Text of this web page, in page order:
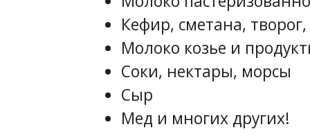
Кефир, сметана, творог,
Молоко козье и
Соки, нектары, морсы
Сыр
Мед и многих других!